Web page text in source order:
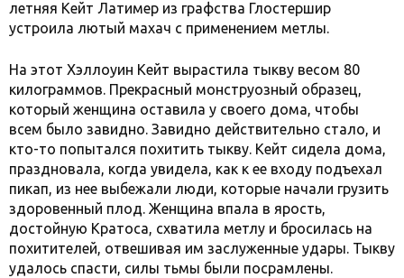
летняя Кейт Латимер из графства Глостершир
устроила лютый махач с применением метлы.
На этот Хэллоуин Кейт вырастила тыкву весом 80
килограммов. Прекрасный монструозный образец,
который женщина оставила у своего дома, чтобы
всем было завидно. Завидно действительно стало, и
кто-то попытался похитить тыкву. Кейт сидела дома,
праздновала, когда увидела, как к ее входу подъехал
пикап, из нее выбежали люди, которые начали грузить
здоровенный плод. Женщина впала в ярость,
достойную Кратоса, схватила метлу и бросилась на
похитителей, отвешивая им заслуженные удары. Тыкву
удалось спасти, силы тьмы были посрамлены.